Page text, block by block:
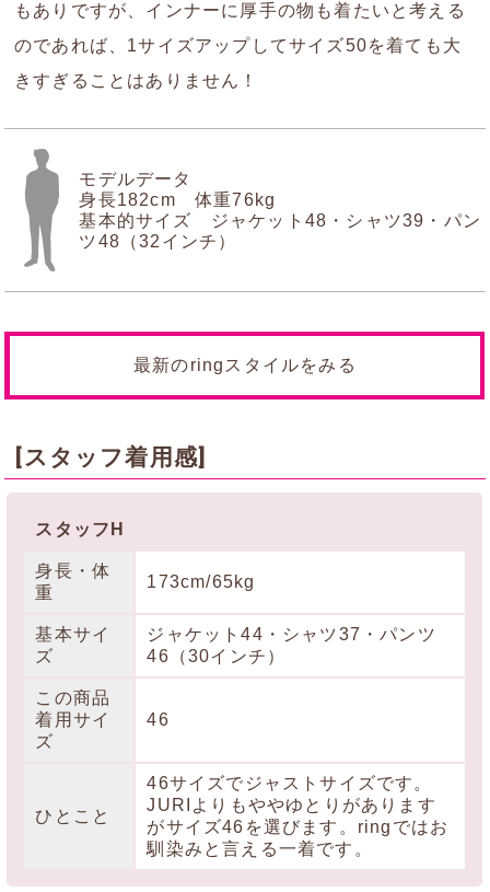
もありですが、インナーに厚手の物も着たいと考える
のであれば、1サイズアップしてサイズ50を着ても大
きすぎることはありません！
モデルデータ
身長182cm 体重76kg
基本的サイズ ジャケット48・シャツ39・パン
ツ48（32インチ）
最新のringスタイルをみる
[スタッフ着用感]
スタッフH
身長・体
重
173cm/65kg
基本サイ
ズ
ジャケット44・シャツ37・パンツ
46（30インチ）
この商品
着用サイ
ズ
46
ひとこと
46サイズでジャストサイズです。
JURIよりもややゆとりがあります
がサイズ46を選びます。ringではお
馴染みと言える一着です。